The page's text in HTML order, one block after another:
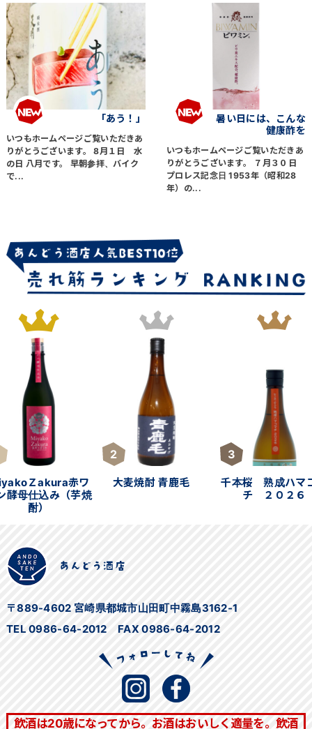
「あう！」
いつもホームページご覧いただきあ
りがとうございます。 8月１日 水
の日 八月です。 早朝参拝、バイク
で...
暑い日には、こんな
健康酢を
いつもホームページご覧いただきあ
りがとうございます。 ７月３０日
プロレス記念日 1953年（昭和28
年）の...
Ｚakura赤ワ
酵母仕込み（芋焼
酎）
2
大麦焼酎 青鹿毛
3
千本桜 熟成ハマ
チ ２０２６
〒889-4602 宮崎県都城市山田町中霧島3162-1
TEL 0986-64-2012 FAX 0986-64-2012
飲酒は20歳になってから。お酒はおいしく適量を。飲酒